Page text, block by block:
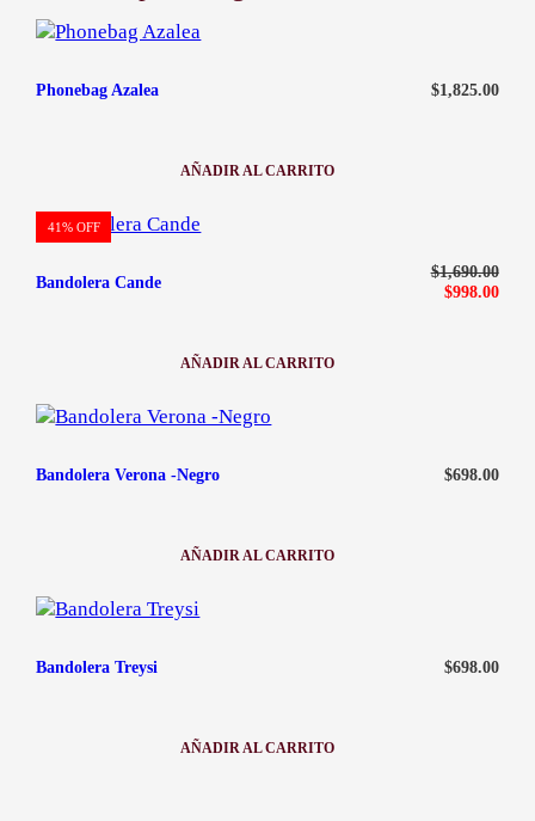
Lunes a Sábados de
Phonebag Azalea $1,825.00
AÑADIR AL CARRITO
:
41% OFFPRODUCTO
EN
Bandolera Cande
$1,690.00
El precio original era: $1,690.00.
$998.00
El precio actual es: $998.00.
AÑADIR AL CARRITO
:
Bandolera Verona -Negro $698.00
AÑADIR AL CARRITO
:
Bandolera Treysi $698.00
AÑADIR AL CARRITO
: